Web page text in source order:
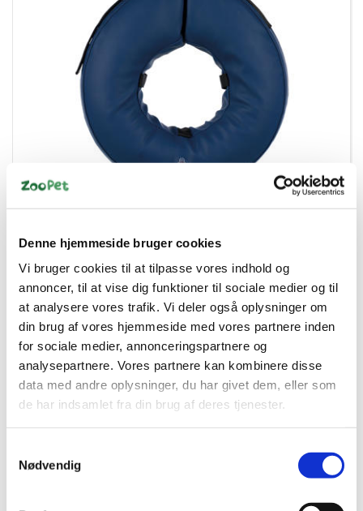
Denne hjemmeside bruger cookies
Vi bruger cookies til at tilpasse vores indhold og
annoncer, til at vise dig funktioner til sociale medier og til
at analysere vores trafik. Vi deler også oplysninger om
din brug af vores hjemmeside med vores partnere inden
for sociale medier, annonceringspartnere og
analysepartnere. Vores partnere kan kombinere disse
data med andre oplysninger, du har givet dem, eller som
de har indsamlet fra din brug af deres tjenester.
Nødvendig
4011905195469
DKK 175,00
DKK 140,00 ekskl. moms
Køb nu
På lager